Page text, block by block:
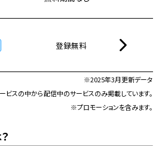
登録無料
※2025年3月更新データ
ビスの中から配信中のサービスのみ掲載しています。
※プロモーションを含みます。